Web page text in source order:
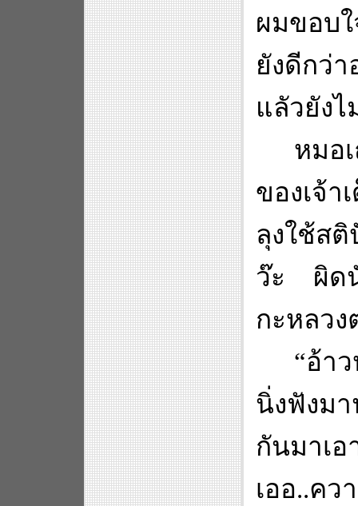
ผมขอบ
ยังดีกว่
แลัวยัง
หมอ
ของเจ้
ลุงใช้ส
ว๊ะ ผิดนั
กะหลว
“อ้า
นิ่งฟังม
กันมาเ
เออ..ค